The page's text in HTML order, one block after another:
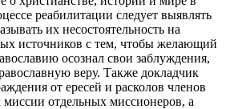
реабилитации следует выявлять
их несостоятельность на
источников с тем, чтобы желающий
осознал свои заблуждения,
веру. Также докладчик
от ересей и расколов членов
миссии отдельных миссионеров, а